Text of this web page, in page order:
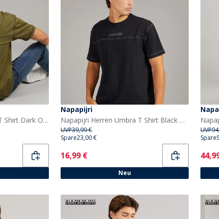
Napapijri Herren Umbra T Shirt Dark Olive
Napapijri
Napapijri Herren Umbra T Shirt Black Beauty
UVP39,99 €
Spare23,00 €
Current
16,99 €
Neu
UVP
Spare